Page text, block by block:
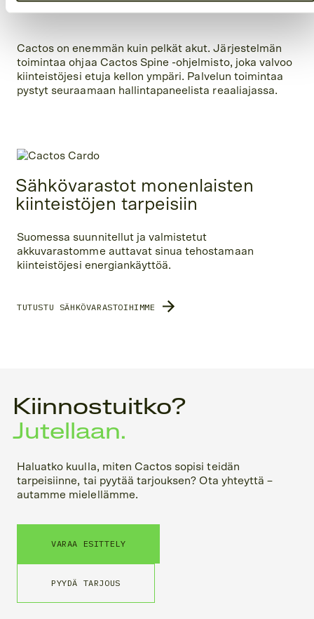
Cactos on enemmän kuin pelkät akut. Järjestelmän
toimintaa ohjaa Cactos Spine -ohjelmisto, joka valvoo
kiinteistöjesi etuja kellon ympäri. Palvelun toimintaa
pystyt seuraamaan hallintapaneelista reaaliajassa.
Sähkövarastot monenlaisten
kiinteistöjen tarpeisiin
Suomessa suunnitellut ja valmistetut
akkuvarastomme auttavat sinua tehostamaan
kiinteistöjesi energiankäyttöä.
TUTUSTU SÄHKÖVARASTOIHIMME
Kiinnostuitko?
Jutellaan.
Haluatko kuulla, miten Cactos sopisi teidän
tarpeisiinne, tai pyytää tarjouksen? Ota yhteyttä –
autamme mielellämme.
VARAA ESITTELY
PYYDÄ TARJOUS